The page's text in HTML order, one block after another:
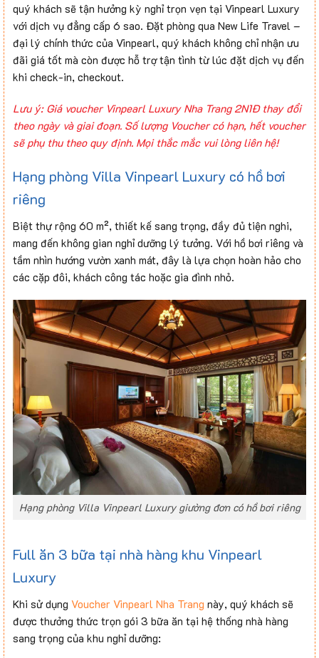
quý khách sẽ tận hưởng kỳ nghỉ trọn vẹn tại Vinpearl Luxury
với dịch vụ đẳng cấp 6 sao. Đặt phòng qua New Life Travel –
đại lý chính thức của Vinpearl, quý khách không chỉ nhận ưu
đãi giá tốt mà còn được hỗ trợ tận tình từ lúc đặt dịch vụ đến
khi check-in, checkout.
Lưu ý: Giá voucher Vinpearl Luxury Nha Trang 2N1Đ thay đổi
theo ngày và giai đoạn. Số lượng Voucher có hạn, hết voucher
sẽ phụ thu theo quy định. Mọi thắc mắc vui lòng liên hệ!
Hạng phòng Villa Vinpearl Luxury có hồ bơi
riêng
Biệt thự rộng 60 m², thiết kế sang trọng, đầy đủ tiện nghi,
mang đến không gian nghỉ dưỡng lý tưởng. Với hồ bơi riêng và
tầm nhìn hướng vườn xanh mát, đây là lựa chọn hoàn hảo cho
các cặp đôi, khách công tác hoặc gia đình nhỏ.
Hạng phòng Villa Vinpearl Luxury giường đơn có hồ bơi riêng
Full ăn 3 bữa tại nhà hàng khu Vinpearl
Luxury
Khi sử dụng Voucher Vinpearl Nha Trang này, quý khách sẽ
được thưởng thức trọn gói 3 bữa ăn tại hệ thống nhà hàng
sang trọng của khu nghỉ dưỡng: